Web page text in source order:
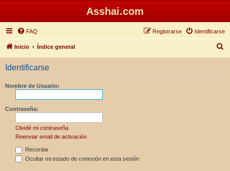
Asshai.com
FAQ Identificarse
Registrarse
Inicio Índice general
u
Identificarse
Nombre de Usuario:
Contraseña:
Olvidé mi contraseña
Reenviar email de activación
Recordar
Ocultar mi estado de conexión en esta sesión